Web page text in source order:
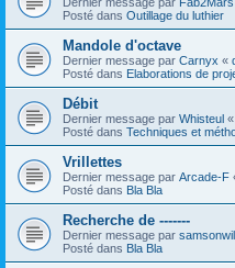
Posté dans Outillage du luthier
Mandole d'octave
Dernier message par Carnyx «
Posté dans Elaborations de
Débit
Dernier message par Whisteul «
Posté dans Techniques et
Vrillettes
Dernier message par Arcade-F
Posté dans Bla Bla
Recherche de -------
Dernier message par
Posté dans Bla Bla